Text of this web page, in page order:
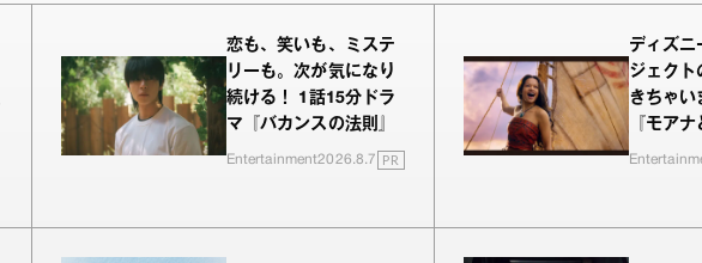
恋も、笑いも、ミステ
リーも。次が気になり
続ける！ 1話15分ドラ
マ『バカンスの法則』
Entertainment2026.8.7 PR
ディズニ
ジェクト
きちゃい
『モア